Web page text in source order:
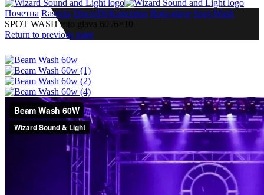
Почетна Rasveta Disco/Dj/Koncertna Roto glave Spot-Wash
SPOT WASH roto glava 60 /6×10
Return to previous page